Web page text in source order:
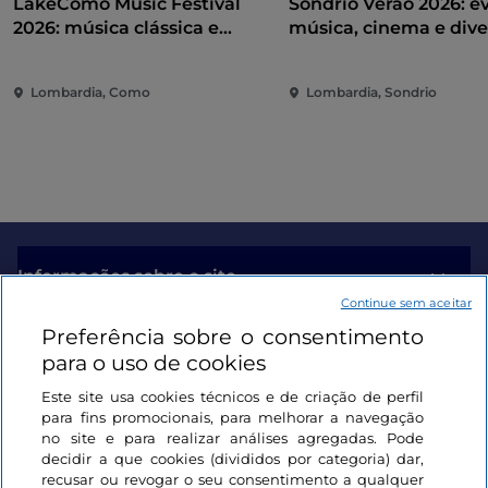
2026: música clássica e
Lombardia, Como
música, cinema e
Lombardia, Sondrio
Informações sobre o site
Ligações úteis
Iniciar sessão
Mantenha-se em contacto
Preferência sobre o consentimento
para o uso de cookies
Este site usa cookies técnicos e de criação de perfil
para fins promocionais, para melhorar a navegação
no site e para realizar análises agregadas. Pode
decidir a que cookies (divididos por categoria) dar,
recusar ou revogar o seu consentimento a qualquer
Continue sem aceitar